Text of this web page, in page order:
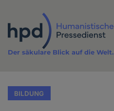
Inhalt
Der säkulare Blick auf die Welt.
BILDUNG